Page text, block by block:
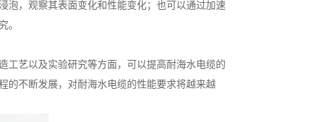
泡，观察其表面变化和性能变化；也可以通过加速
。
工艺以及实验研究等方面，可以提高耐海水电缆的
的不断发展，对耐海水电缆的性能要求将越来越